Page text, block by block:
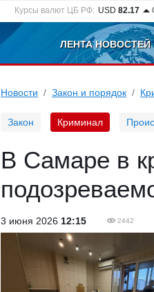
Курсы валют ЦБ РФ: USD 82.17
ЛЕНТА НОВОСТЕЙ
Новости Закон и порядок
Закон Криминал
В Самаре в
3 июня 2026 12:15 2442